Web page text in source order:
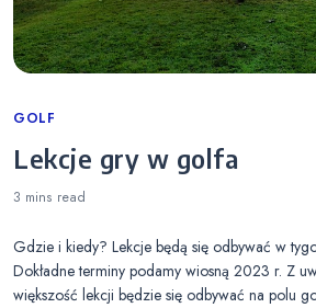
Categories
GOLF
Lekcje gry w golfa
3 mins read
Gdzie i kiedy? Lekcje będą się odbywać w
Dokładne terminy podamy wiosną 2023 r. Z
większość lekcji będzie się odbywać na polu